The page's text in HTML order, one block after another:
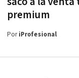
premium
PoriProfesional